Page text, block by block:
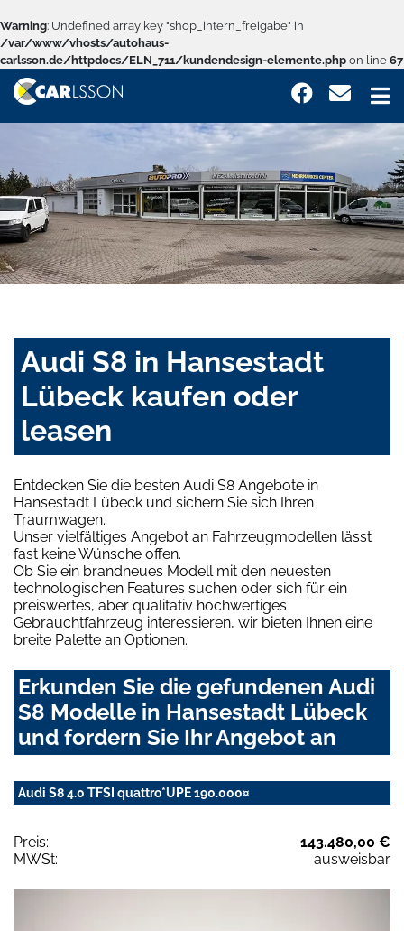
Warning: Undefined array key "shop_intern_freigabe" in
/var/www/vhosts/autohaus-
carlsson.de/httpdocs/ELN_711/kundendesign-elemente.php on line 67
Audi S8 in Hansestadt
Lübeck kaufen oder
leasen
Entdecken Sie die besten Audi S8 Angebote in
Hansestadt Lübeck und sichern Sie sich Ihren
Traumwagen.
Unser vielfältiges Angebot an Fahrzeugmodellen lässt
fast keine Wünsche offen.
Ob Sie ein brandneues Modell mit den neuesten
technologischen Features suchen oder sich für ein
preiswertes, aber qualitativ hochwertiges
Gebrauchtfahrzeug interessieren, wir bieten Ihnen eine
breite Palette an Optionen.
Erkunden Sie die gefundenen Audi
S8 Modelle in Hansestadt Lübeck
und fordern Sie Ihr Angebot an
Audi S8 4.0 TFSI quattro*UPE 190.000¤
Preis:
143.480,00 €
MWSt:
ausweisbar